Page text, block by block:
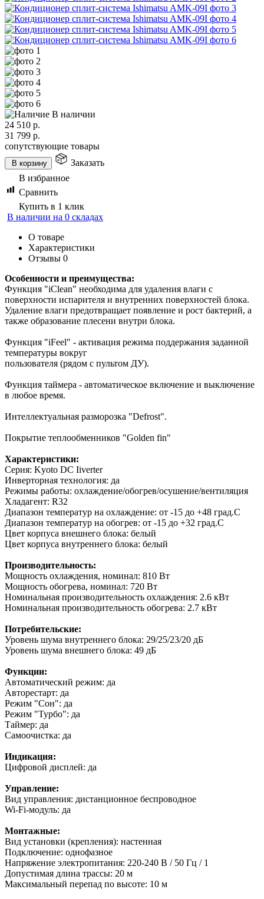
В наличии
24 510 р.
31 799 р.
сопутствующие товары
В корзину
Заказать
В избранное
Сравнить
Купить в 1 клик
В наличии на 0 складах
О товаре
Характеристики
Отзывы 0
Особенности и преимущества:
Функция "iClean" необходима для удаления влаги с
поверхности испарителя и внутренних поверхностей блока.
Удаление влаги предотвращает появление и рост бактерий, а
также образование плесени внутри блока.
Функция "iFeel" - активация режима поддержания заданной
температуры вокруг
пользователя (рядом с пультом ДУ).
Функция таймера - автоматическое включение и выключение
в любое время.
Интеллектуальная разморозка "Defrost".
Покрытие теплообменников "Golden fin"
Характеристики:
Серия: Kyoto DC Iiverter
Инверторная технология: да
Режимы работы: охлаждение/обогрев/осушение/вентиляция
Хладагент: R32
Диапазон температур на охлаждение: от -15 до +48 град.C
Диапазон температур на обогрев: от -15 до +32 град.C
Цвет корпуса внешнего блока: белый
Цвет корпуса внутреннего блока: белый
Производительность:
Мощность охлаждения, номинал: 810 Вт
Мощность обогрева, номинал: 720 Вт
Номинальная производительность охлаждения: 2.6 кВт
Номинальная производительность обогрева: 2.7 кВт
Потребительские:
Уровень шума внутреннего блока: 29/25/23/20 дБ
Уровень шума внешнего блока: 49 дБ
Функции:
Автоматический режим: да
Авторестарт: да
Режим "Сон": да
Режим "Турбо": да
Таймер: да
Самоочистка: да
Индикация:
Цифровой дисплей: да
Управление:
Вид управления: дистанционное беспроводное
Wi-Fi-модуль: да
Монтажные:
Вид установки (крепления): настенная
Подключение: однофазное
Напряжение электропитания: 220-240 В / 50 Гц / 1
Допустимая длина трассы: 20 м
Максимальный перепад по высоте: 10 м